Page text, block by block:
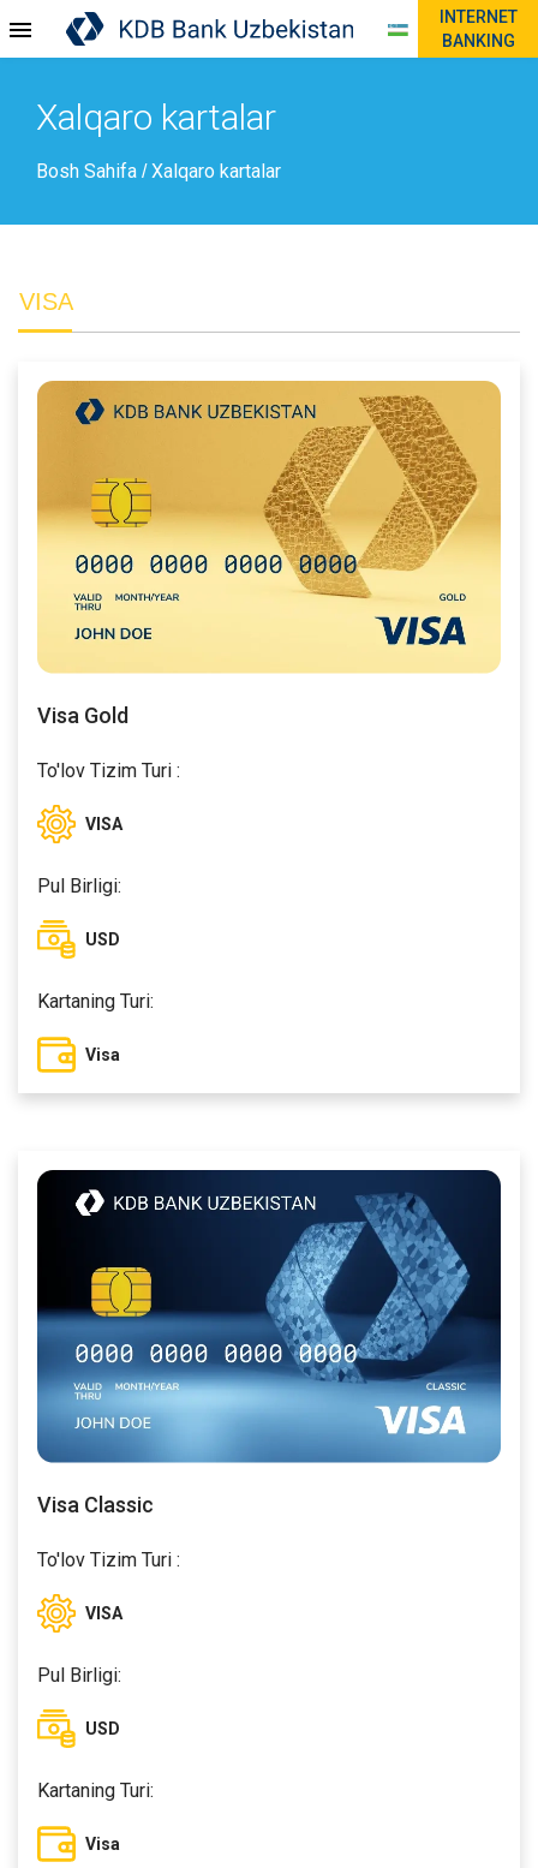
INTERNET
BANKING
Xalqaro kartalar
Bosh Sahifa /Xalqaro kartalar
VISA
Visa Gold
To'lov Tizim Turi :
VISA
Pul Birligi:
USD
Kartaning Turi:
Visa
Visa Classic
To'lov Tizim Turi :
VISA
Pul Birligi:
USD
Kartaning Turi:
Visa